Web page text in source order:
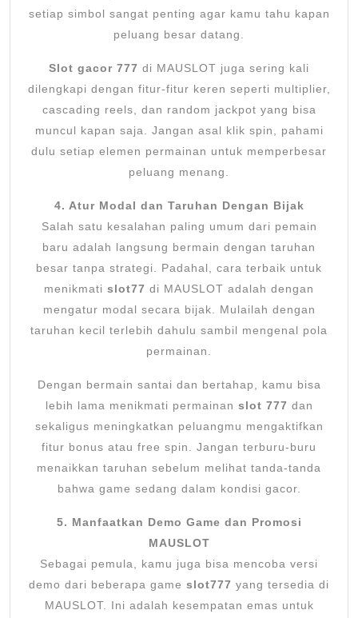
setiap simbol sangat penting agar kamu tahu kapan
peluang besar datang.
Slot gacor 777 di MAUSLOT juga sering kali
dilengkapi dengan fitur-fitur keren seperti multiplier,
cascading reels, dan random jackpot yang bisa
muncul kapan saja. Jangan asal klik spin, pahami
dulu setiap elemen permainan untuk memperbesar
peluang menang.
4. Atur Modal dan Taruhan Dengan Bijak
Salah satu kesalahan paling umum dari pemain
baru adalah langsung bermain dengan taruhan
besar tanpa strategi. Padahal, cara terbaik untuk
menikmati slot77 di MAUSLOT adalah dengan
mengatur modal secara bijak. Mulailah dengan
taruhan kecil terlebih dahulu sambil mengenal pola
permainan.
Dengan bermain santai dan bertahap, kamu bisa
lebih lama menikmati permainan slot 777 dan
sekaligus meningkatkan peluangmu mengaktifkan
fitur bonus atau free spin. Jangan terburu-buru
menaikkan taruhan sebelum melihat tanda-tanda
bahwa game sedang dalam kondisi gacor.
5. Manfaatkan Demo Game dan Promosi
MAUSLOT
Sebagai pemula, kamu juga bisa mencoba versi
demo dari beberapa game slot777 yang tersedia di
MAUSLOT. Ini adalah kesempatan emas untuk